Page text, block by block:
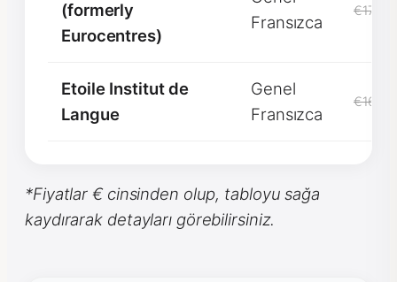
(formerly
Eurocentres)
Fransızca
€1750
Etoile Institut de
Langue
Genel
Fransızca
€1680
*Fiyatlar € cinsinden olup, tabloyu sağa
kaydırarak detayları görebilirsiniz.